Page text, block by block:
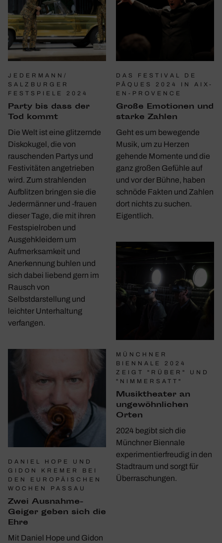
JEDERMANN/
SALZBURGER
FESTSPIELE 2024
Party bis dass der
Tod kommt
Die Welt ist eine glitzernde
Diskokugel, die von
rauschenden Partys und
Festivitäten angetrieben
wird. Zum strahlenden
Aufblitzen bringen sie die
Jedermänner und -frauen
dieser Tage, die mit ihren
Festspielroben und
Ausgehkleidern um
Aufmerksamkeit und
Anerkennung buhlen und
sich dabei liebend gern im
Rausch von
Selbstdarstellung und
leichter Unterhaltung
verfangen.
DANIEL HOPE UND
GIDON KREMER BEI
DEN EUROPÄISCHEN
WOCHEN PASSAU
Zwei Ausnahme-
Geiger geben sich die
Ehre
Mit Daniel Hope und Gidon
DAS FESTIVAL DE
PÂQUES 2024 IN AIX-
EN-PROVENCE
Große Emotionen und
starke Zahlen
Geht es um bewegende
Musik, um zu Herzen
gehende Momente und die
ganz großen Gefühle auf
und vor der Bühne, haben
schnöde Fakten und Zahlen
dort nichts zu suchen.
Eigentlich.
MÜNCHNER
BIENNALE 2024
ZEIGT "RÜBER" UND
"NIMMERSATT"
Musik­theater an
unge­wöhn­li­chen
Orten
2024 begibt sich die
Münchner Biennale
experimentierfreudig in den
Stadtraum und sorgt für
Überraschungen.